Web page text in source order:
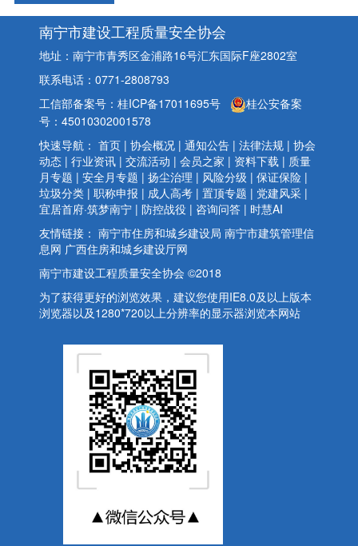
南宁市建设工程质量安全协会
地址：南宁市青秀区金浦路16号汇东国际F座2802室
联系电话：0771-2808793
工信部备案号：桂ICP备17011695号
桂公安备案
号：45010302001578
快速导航： 首页 | 协会概况 | 通知公告 | 法律法规 | 协会
动态 | 行业资讯 | 交流活动 | 会员之家 | 资料下载 | 质量
月专题 | 安全月专题 | 扬尘治理 | 风险分级 | 保证保险 |
垃圾分类 | 职称申报 | 成人高考 | 置顶专题 | 党建风采 |
宜居首府·筑梦南宁 | 防控战役 | 咨询问答 | 时慧AI
友情链接： 南宁市住房和城乡建设局 南宁市建筑管理信
息网 广西住房和城乡建设厅网
南宁市建设工程质量安全协会 ©2018
为了获得更好的浏览效果，建议您使用IE8.0及以上版本
浏览器以及1280*720以上分辨率的显示器浏览本网站